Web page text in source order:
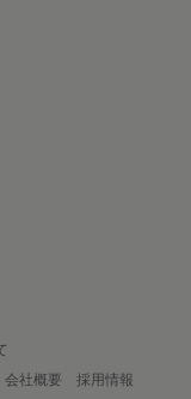
会社概要
採用情報